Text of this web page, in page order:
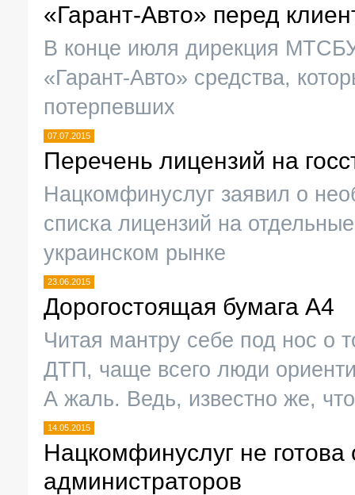
«Гарант-Авто» перед
В конце июля дирекция
«Гарант-Авто» средства,
потерпевших
07.07.2015
Перечень лицензий на
Нацкомфинуслуг заявил о
списка лицензий на
украинском рынке
23.06.2015
Дорогостоящая бумага А4
Читая мантру себе под нос о
ДТП, чаще всего люди
А жаль. Ведь, известно же,
14.05.2015
Нацкомфинуслуг не
администраторов